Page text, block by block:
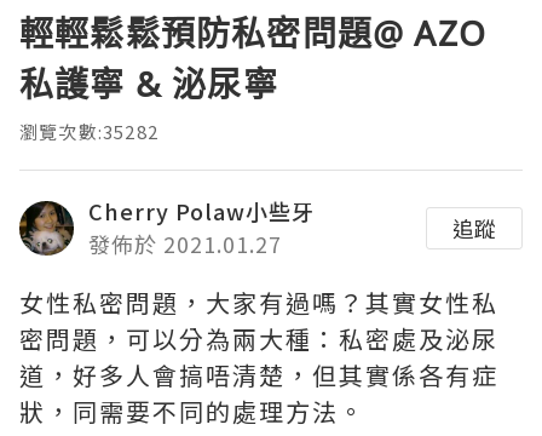
輕輕鬆鬆預防私密問題@ AZO
私護寧 & 泌尿寧
瀏覽次數:35282
Cherry Polaw小些牙
發佈於 2021.01.27
追蹤
女性私密問題，大家有過嗎？其實女性私
密問題，可以分為兩大種：私密處及泌尿
道，好多人會搞唔清楚，但其實係各有症
狀，同需要不同的處理方法。